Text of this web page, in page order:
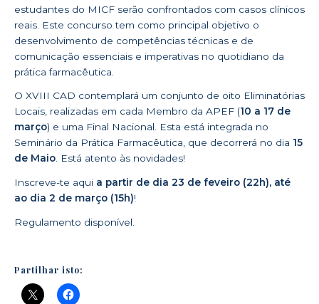
estudantes do MICF serão confrontados com casos clínicos
reais. Este concurso tem como principal objetivo o
desenvolvimento de competências técnicas e de
comunicação essenciais e imperativas no quotidiano da
prática farmacêutica.
O XVIII CAD contemplará um conjunto de oito Eliminatórias
Locais, realizadas em cada Membro da APEF (10 a 17 de
março) e uma Final Nacional. Esta está integrada no
Seminário da Prática Farmacêutica, que decorrerá no dia 15
de Maio. Está atento às novidades!
Inscreve-te aqui a partir de dia 23 de feveiro (22h), até
ao dia 2 de março (15h)!
Regulamento disponível.
Partilhar isto: